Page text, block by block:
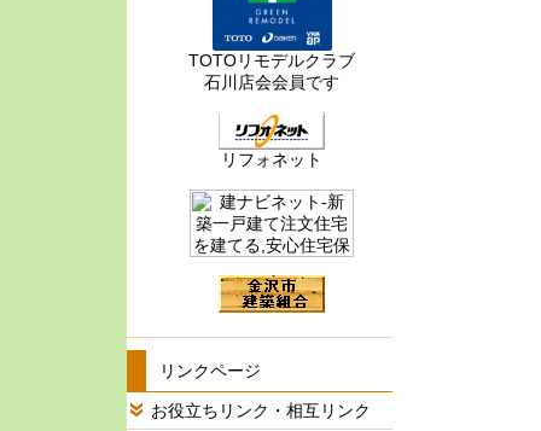
TOTOリモデルクラブ
石川店会会員です
リフォネット
リンクページ
お役立ちリンク・相互リンク